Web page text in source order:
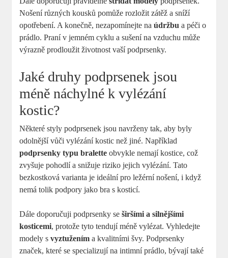
Nošení různých kousků pomůže rozložit zátěž a sníží
opotřebení. A konečně, nezapomínejte naúdržbu a péči o
prádlo. Praní v jemném cyklu a sušení na vzduchu může
výrazně prodloužit životnost vaší podprsenky.
Jaké druhy podprsenek jsou
méně náchylné k vylézání
kostic?
Některé styly podprsenek jsou navrženy tak, aby byly
odolnější vůči vylézání kostic než jiné. Například
podprsenky typu bralette obvykle nemají kostice, což
zvyšuje pohodlí a snižuje riziko jejich vylézání. Tato
bezkostková varianta je ideální pro ležérní nošení, i když
nemá tolik podpory jako bra s kosticí.
Dále doporučuji podprsenky seširšími a silnějšími
kosticemi, protože tyto tendují méně vylézat. Vyhledejte
modely svyztužením a kvalitními švy. Podprsenky
značek, které se specializují na intimní prádlo, bývají také